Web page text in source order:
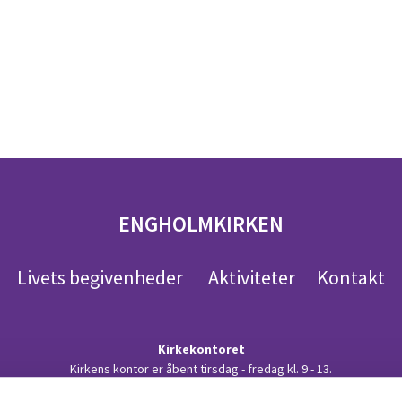
ENGHOLMKIRKEN
Livets begivenheder Aktiviteter Kontakt
Kirkekontoret
Kirkens kontor er åbent tirsdag - fredag kl. 9 - 13.